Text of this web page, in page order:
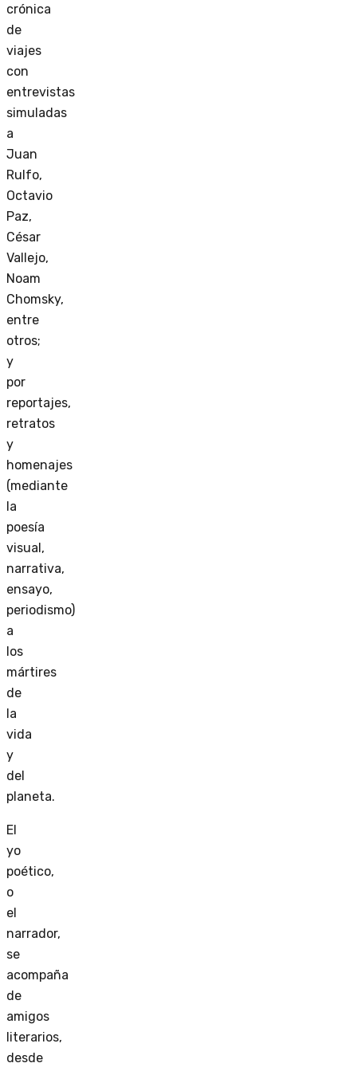
crónica
de
viajes
con
entrevistas
simuladas
a
Juan
Rulfo,
Octavio
Paz,
César
Vallejo,
Noam
Chomsky,
entre
otros;
y
por
reportajes,
retratos
y
homenajes
(mediante
la
poesía
visual,
narrativa,
ensayo,
periodismo)
a
los
mártires
de
la
vida
y
del
planeta.
El
yo
poético,
o
el
narrador,
se
acompaña
de
amigos
literarios,
desde